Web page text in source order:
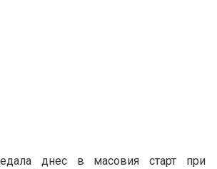
днес в масовия старт при